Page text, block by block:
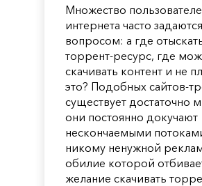
Множество
интернета часто задаются
вопросом: а где
торрент-ресурс, где
скачивать контент и не
это? Подобных сайтов-
существует достаточно
они постоянно докучают
нескончаемыми
никому ненужной
обилие которой
желание скачивать